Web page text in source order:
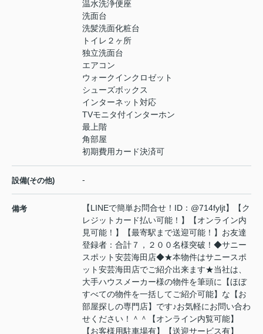
温水洗浄便座
洗面台
洗髪洗面化粧台
トイレ２ヶ所
独立洗面台
エアコン
ウォークインクロゼット
シューズボックス
インターネット対応
TVモニタ付インターホン
最上階
角部屋
初期費用カード決済可
設備(その他) -
備考
【LINEで簡単お問合せ！ID：@714fyljt】【ク
レジットカード払い可能！】【オンライン内
見可能！】【最寄駅まで送迎可能！】お友達
登録者：合計７，２００名様突破！◆サニー
スポット安芸海田店◆★本物件はサニースポ
ット安芸海田店でご紹介出来ます★当社は、
大手ハウスメーカー様の物件を筆頭に【ほぼ
すべての物件を一括してご紹介可能】な【お
部屋探しの専門店】です♪お気軽にお問い合わ
せください！＾＾【オンライン内覧可能】
【お客様用駐車場有】【送迎サービス有】